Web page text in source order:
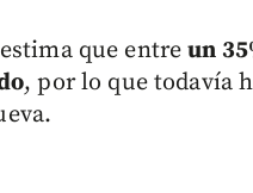
que entreun
, por lo que todavía